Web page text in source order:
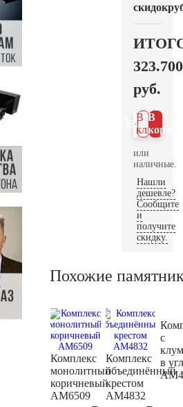
скидок
323.700
руб.
В
В 1
клик
или
наличные.
Нашли
дешевле?
Сообщите
и
получите
скидку.
Похожие
Комплекс
монолитный
коричневый
AM6509
Комплекс
объединённый
крестом
AM4832
с
в